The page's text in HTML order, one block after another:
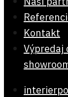
Kontakt
Výpredaj